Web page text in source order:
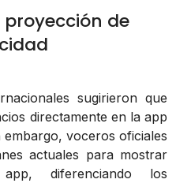
de
sugirieron que
directamente en la app
embargo, voceros oficiales
actuales para mostrar
diferenciando los